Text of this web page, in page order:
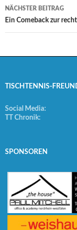
NÄCHSTER BEITRAG
Ein Comeback zur
TISCHTENNIS-
Social Media:
TT Chronik:
SPONSOREN